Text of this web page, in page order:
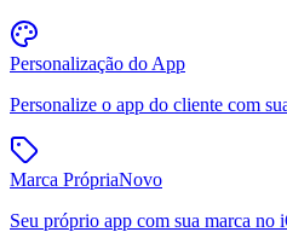
Personalização do App
Personalize o app do cliente com
Marca PrópriaNovo
Seu próprio app com sua marca no